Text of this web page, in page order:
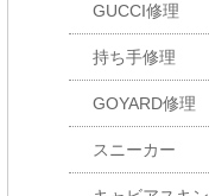
GUCCI修理
持ち手修理
GOYARD修理
スニーカー